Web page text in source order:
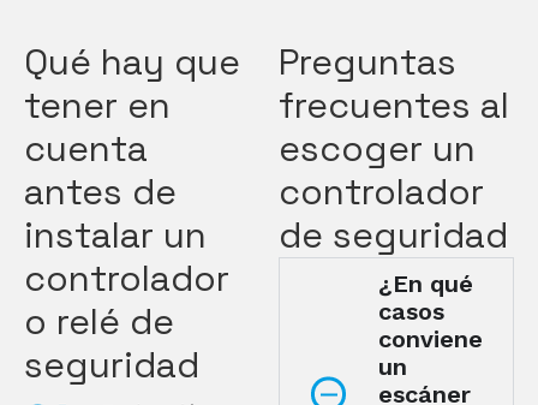
Qué hay que
tener en
cuenta
antes de
instalar un
controlador
o relé de
seguridad
Preguntas
frecuentes al
escoger un
controlador
de seguridad
¿En qué
casos
conviene
un
escáner